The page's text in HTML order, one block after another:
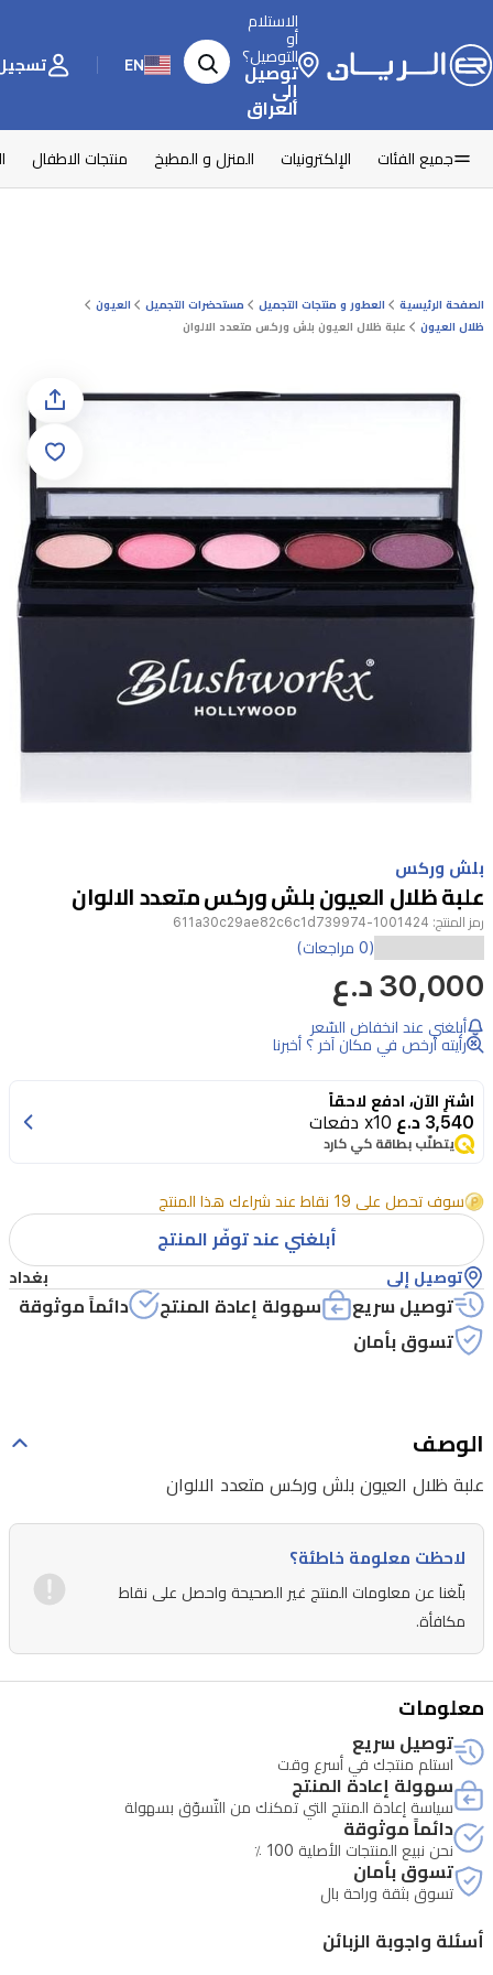
الاستلام
أو
التوصيل؟
توصيل
إلى
العراق
EN تسجيل
جميع الفئات الإلكترونيات المنزل و المطبخ منتجات الاطفال
الصفحة الرئيسية العطور و منتجات التجميل مستحضرات التجميل
العيون
ظلال العيون
علبة ظلال العيون بلش وركس متعدد الالوان
1
of
1
بلش وركس
علبة ظلال العيون بلش وركس متعدد الالوان
رمز المنتج: 1001424-611a30c29ae82c6c1d739974
(0 مراجعات)
30,000 د.ع
أبلغني عند انخفاض السّعر
رأيته أرخص في مكان آخر ؟ أخبرنا
اشترِ الآن، ادفع لاحقاً
3,540 د.ع x10 دفعات
يتطلّب بطاقة كي كارد
سوف تحصل على 19 نقاط عند شراءك هذا المنتج
أبلغني عند توفّر المنتج
توصيل إلى بغداد
توصيل سريع سهولة إعادة المنتج
دائماً موثوقة
تسوق بأمان
الوصف
علبة ظلال العيون بلش وركس متعدد الالوان
لاحظت معلومة خاطئة؟
بلّغنا عن معلومات المنتج غير الصحيحة واحصل على نقاط
مكافأة.
معلومات
توصيل سريع
استلم منتجك في أسرع وقت
سهولة إعادة المنتج
سياسة إعادة المنتج التي تمكنك من التّسوّق بسهولة
دائماً موثوقة
نحن نبيع المنتجات الأصلية 100 ٪
تسوق بأمان
تسوق بثقة وراحة بال
أسئلة واجوبة الزبائن